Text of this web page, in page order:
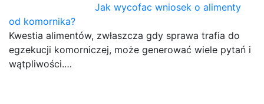
Jak wycofac wniosek o alimenty
od komornika?
Kwestia alimentów, zwłaszcza gdy sprawa trafia do
egzekucji komorniczej, może generować wiele pytań i
wątpliwości.…